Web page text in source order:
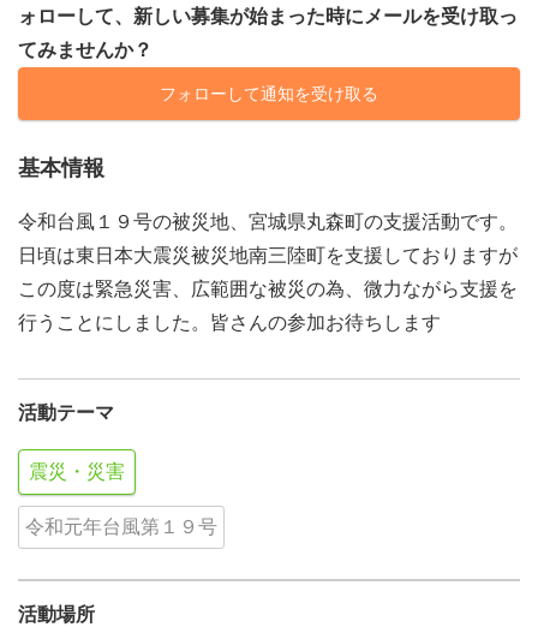
ォローして、新しい募集が始まった時にメールを受け取っ
てみませんか？
フォローして通知を受け取る
基本情報
令和台風１９号の被災地、宮城県丸森町の支援活動です。
日頃は東日本大震災被災地南三陸町を支援しておりますが
この度は緊急災害、広範囲な被災の為、微力ながら支援を
行うことにしました。皆さんの参加お待ちします
活動テーマ
震災・災害
令和元年台風第１９号
活動場所